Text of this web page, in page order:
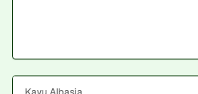
Kayu Albasia